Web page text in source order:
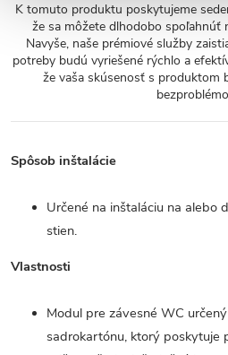
K tomuto produktu poskytujeme
že sa môžete dlhodobo spoľahnúť
Navyše, naše prémiové služby
potreby budú vyriešené rýchlo a
že vaša skúsenosť s produktom
Spôsob inštalácie
Určené na inštaláciu na alebo
stien.
Vlastnosti
Modul pre závesné WC
sadrokartónu, ktorý poskytuje